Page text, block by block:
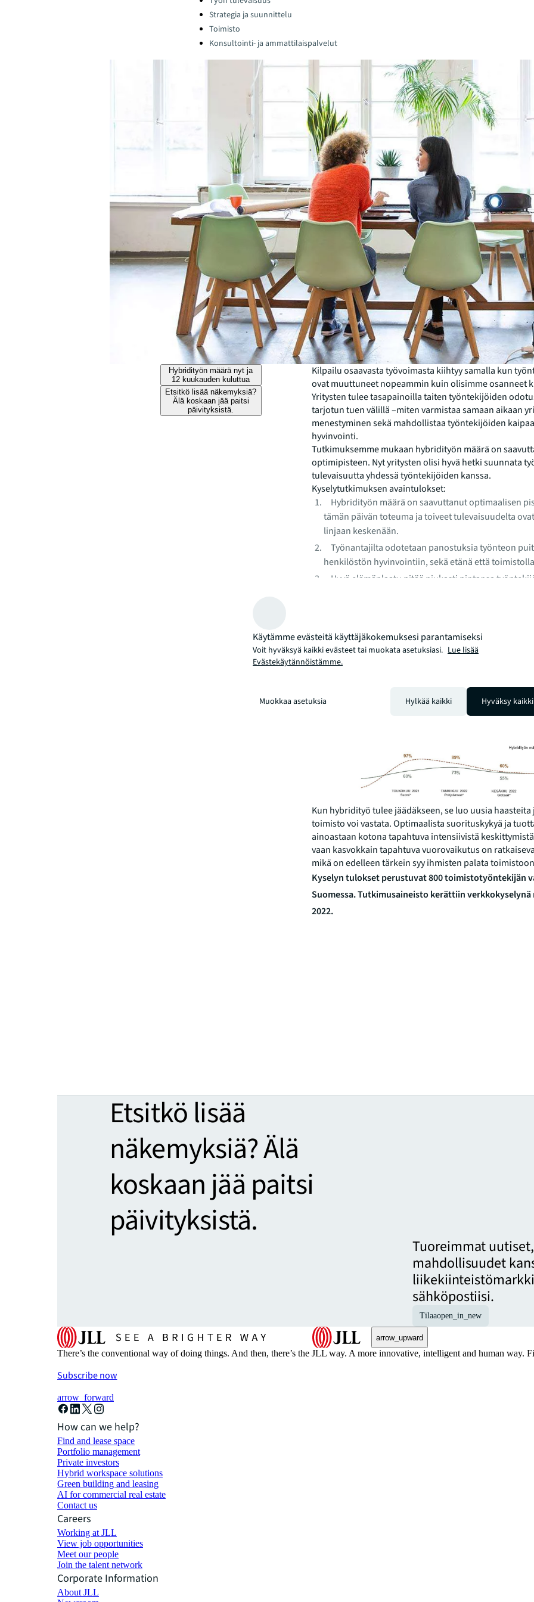
Strategia ja suunnittelu
Toimisto
Konsultointi- ja ammattilaispalvelut
Hybridityön määrä nyt ja
12 kuukauden kuluttua
Etsitkö lisää näkemyksiä?
Älä koskaan jää paitsi
päivityksistä.
Kilpailu osaavasta työvoimasta kiihtyy samalla kun
ovat muuttuneet nopeammin kuin olisimme osanneet
Yritysten tulee tasapainoilla taiten työntekijöiden
tarjotun tuen välillä –miten varmistaa samaan aikaan
menestyminen sekä mahdollistaa työntekijöiden
hyvinvointi.
Tutkimuksemme mukaan hybridityön määrä on
optimipisteen. Nyt yritysten olisi hyvä hetki suunnata
tulevaisuutta yhdessä työntekijöiden kanssa.
Kyselytutkimuksen avaintulokset:
Hybridityön määrä on saavuttanut optimaalisen
tämän päivän toteuma ja toiveet tulevaisuudelta
linjaan keskenään.
Työnantajilta odotetaan panostuksia työnteon
henkilöstön hyvinvointiin, sekä etänä että
Hyvä elämänlaatu pitää niukasti pintansa
Toimisto on ja pysyy tärkeänä,
jaloillaan.
Työntekijät jakautuvat eri hybridityöprofiileihin nyt
tasaisemmin, ja ääripäiden, etenkin perinteisten
Hybridityön määrä nyt ja 12
Kun hybridityö tulee jäädäkseen, se luo uusia
toimisto voi vastata. Optimaalista suorituskykyä ja
ainoastaan kotona tapahtuva intensiivistä
vaan kasvokkain tapahtuva vuorovaikutus on
mikä on edelleen tärkein syy ihmisten palata
Kyselyn tulokset perustuvat 800 toimistotyöntekijän
Suomessa. Tutkimusaineisto kerättiin verkkokyselynä
2022.
Etsitkö lisää
näkemyksiä? Älä
koskaan jää paitsi
päivityksistä.
Tuoreimmat
mahdollisuudet
sähköpostiisi.
Tilaaopen_in_new
arrow_upward
There’s the conventional way of doing things. And then, there’s the JLL way. A more innovative, intelligent and human way.
Subscribe now
arrow_forward
How can we help?
Find and lease space
Portfolio management
Private investors
Hybrid workspace solutions
Green building and leasing
AI for commercial real estate
Contact us
Careers
Working at JLL
View job opportunities
Meet our people
Join the talent network
Corporate Information
About JLL
Käytämme evästeitä käyttäjäkokemuksesi parantamiseksi
Voit hyväksyä kaikki evästeet tai muokata asetuksiasi. Lue lisää
Evästekäytännöistämme.
Muokkaa asetuksia Hylkää kaikki Hyväksy kaikki